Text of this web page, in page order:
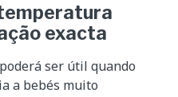
exacta
ser útil quando
a bebés muito